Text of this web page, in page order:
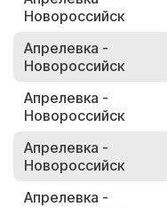
Новороссийск
Апрелевка -
Новороссийск
Апрелевка -
Новороссийск
Апрелевка -
Новороссийск
Апрелевка -